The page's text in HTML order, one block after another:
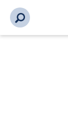
aktuelt-
17223-